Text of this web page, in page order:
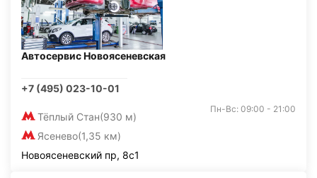
Автосервис Новоясеневская
+7 (495) 023-10-01
Тёплый Стан(930 м)
Ясенево(1,35 км)
Пн-Вс: 09:00 - 21:00
Новоясеневский пр, 8с1